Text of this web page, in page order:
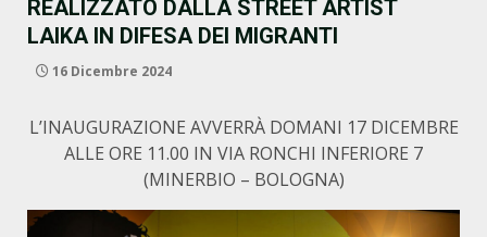
REALIZZATO DALLA STREET ARTIST
LAIKA IN DIFESA DEI MIGRANTI
16 Dicembre 2024
L’INAUGURAZIONE AVVERRÀ DOMANI 17 DICEMBRE
ALLE ORE 11.00 IN VIA RONCHI INFERIORE 7
(MINERBIO – BOLOGNA)